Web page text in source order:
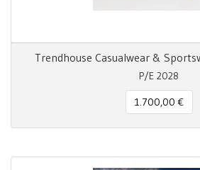
Trendhouse Casualwear &
P/E 2028
1.700,00 €